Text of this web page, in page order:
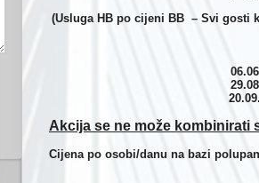
(Usluga HB po cijeni BB – Svi gosti
Akcija se ne može kombinirati
Cijena po osobi/danu na bazi